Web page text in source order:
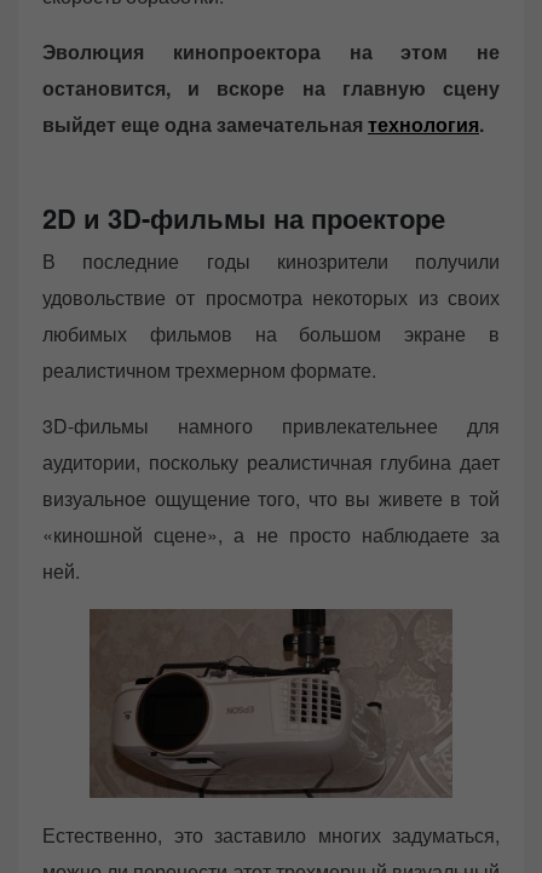
Эволюция кинопроектора на этом не
остановится, и вскоре на главную сцену
выйдет еще одна замечательная технология.
2D и 3D-фильмы на проекторе
В последние годы кинозрители получили
удовольствие от просмотра некоторых из своих
любимых фильмов на большом экране в
реалистичном трехмерном формате.
3D-фильмы намного привлекательнее для
аудитории, поскольку реалистичная глубина дает
визуальное ощущение того, что вы живете в той
«киношной сцене», а не просто наблюдаете за
ней.
Естественно, это заставило многих задуматься,